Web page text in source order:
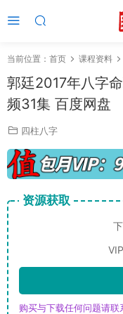
当前位置： 首页 课程资料
郭廷2017年八字
频31集 百度网盘
四柱八字
资源获取
购买与下载任何问题请联